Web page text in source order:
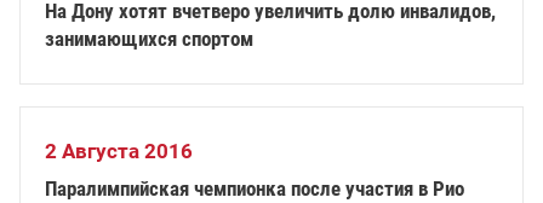
На Дону хотят вчетверо увеличить долю инвалидов,
занимающихся спортом
2 Августа 2016
Паралимпийская чемпионка после участия в Рио